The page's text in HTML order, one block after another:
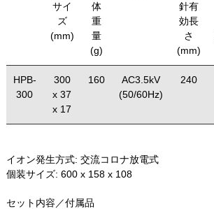
サイ
ズ
(mm)
体
重
量
(g)
針有
効長
さ
(mm)
HPB-
300
300
x 37
x 17
160
AC3.5kV
(50/60Hz)
240
イオン発生方式: 交流コロナ放電式
個装サイズ: 600 x 158 x 108
セット内容／付属品